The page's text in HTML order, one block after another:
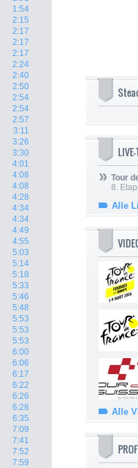
1:54
2:15
2:17
2:17
2:17
2:24
2:40
2:50
2:54
2:54
2:57
3:11
3:26
3:30
4:01
4:08
4:08
4:28
4:34
4:34
4:49
4:55
5:03
5:14
5:18
5:33
5:46
5:48
5:53
5:53
5:53
6:00
6:06
6:17
6:22
6:26
6:28
6:35
7:09
7:41
7:52
7:59
Tour
8.
Alle
Alle